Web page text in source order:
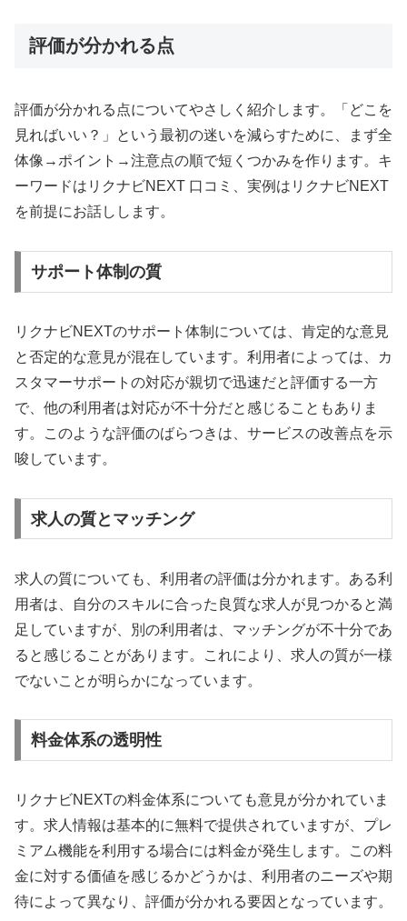
評価が分かれる点
評価が分かれる点についてやさしく紹介します。「どこを
見ればいい？」という最初の迷いを減らすために、まず全
体像→ポイント→注意点の順で短くつかみを作ります。キ
ーワードはリクナビNEXT 口コミ、実例はリクナビNEXT
を前提にお話しします。
サポート体制の質
リクナビNEXTのサポート体制については、肯定的な意見
と否定的な意見が混在しています。利用者によっては、カ
スタマーサポートの対応が親切で迅速だと評価する一方
で、他の利用者は対応が不十分だと感じることもありま
す。このような評価のばらつきは、サービスの改善点を示
唆しています。
求人の質とマッチング
求人の質についても、利用者の評価は分かれます。ある利
用者は、自分のスキルに合った良質な求人が見つかると満
足していますが、別の利用者は、マッチングが不十分であ
ると感じることがあります。これにより、求人の質が一様
でないことが明らかになっています。
料金体系の透明性
リクナビNEXTの料金体系についても意見が分かれていま
す。求人情報は基本的に無料で提供されていますが、プレ
ミアム機能を利用する場合には料金が発生します。この料
金に対する価値を感じるかどうかは、利用者のニーズや期
待によって異なり、評価が分かれる要因となっています。